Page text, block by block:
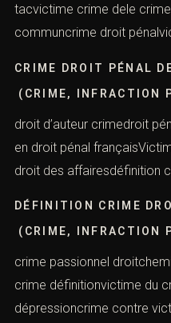
tacvictime crime dele
communcrime droit
CRIME DROIT PÉNAL
(CRIME, INFRACTION
droit d’auteur crimedroit
en droit pénal
droit des affairesdéfinition
DÉFINITION CRIME
(CRIME, INFRACTION
crime passionnel
crime définitionvictime du
dépressioncrime contre